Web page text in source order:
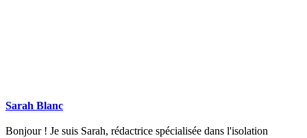
Sarah Blanc
Bonjour ! Je suis Sarah, rédactrice spécialisée dans l'isolation